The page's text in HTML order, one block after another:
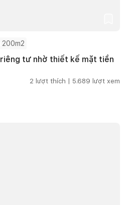
200m2
riêng tư nhờ thiết kế mặt tiền
2 lượt thích | 5.689 lượt xem